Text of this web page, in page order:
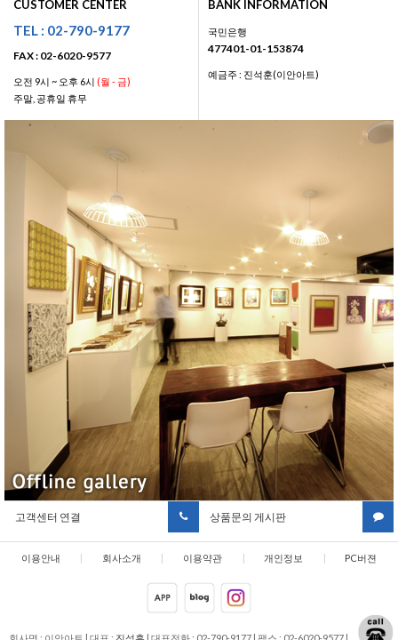
CUSTOMER CENTER
TEL : 02-790-9177
FAX : 02-6020-9577
오전 9시 ~ 오후 6시 (월 - 금)
주말, 공휴일 휴무
BANK INFORMATION
국민은행
477401-01-153874
예금주 : 진석훈(이안아트)
고객센터 연결 상품문의 게시판
이용안내 | 회사소개 | 이용약관 | 개인정보 | PC버젼